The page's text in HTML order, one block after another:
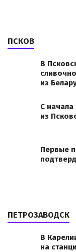
ПСКОВ
В
из
С
из
Первые
ПЕТРОЗАВОДСК
В
на